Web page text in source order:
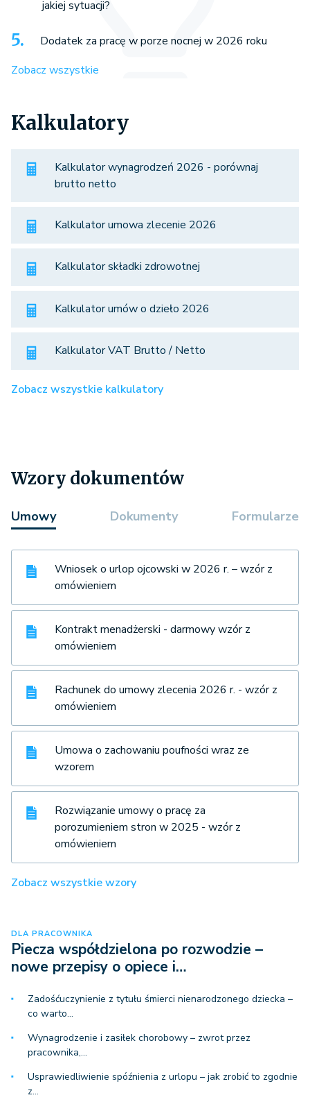
jakiej sytuacji?
Dodatek za pracę w porze nocnej w 2026 roku
Zobacz wszystkie
Kalkulatory
Kalkulator wynagrodzeń 2026 - porównaj
brutto netto
Kalkulator umowa zlecenie 2026
Kalkulator składki zdrowotnej
Kalkulator umów o dzieło 2026
Kalkulator VAT Brutto / Netto
Zobacz wszystkie kalkulatory
Wzory dokumentów
Umowy Dokumenty Formularze
Wniosek o urlop ojcowski w 2026 r. – wzór z
omówieniem
Kontrakt menadżerski - darmowy wzór z
omówieniem
Rachunek do umowy zlecenia 2026 r. - wzór z
omówieniem
Umowa o zachowaniu poufności wraz ze
wzorem
Rozwiązanie umowy o pracę za
porozumieniem stron w 2025 - wzór z
omówieniem
Zobacz wszystkie wzory
DLA PRACOWNIKA
Piecza współdzielona po rozwodzie –
nowe przepisy o opiece i…
Zadośćuczynienie z tytułu śmierci nienarodzonego dziecka –
co warto…
Wynagrodzenie i zasiłek chorobowy – zwrot przez
pracownika,…
Usprawiedliwienie spóźnienia z urlopu – jak zrobić to zgodnie
z…